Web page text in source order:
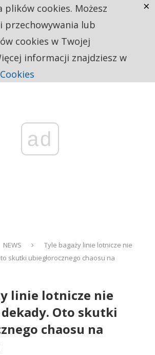
ad
NEWS
Tyle bagaży linie lotnicze nie
skutki ubiegłorocznego chaosu na
linie lotnicze nie
dekady. Oto skutki
chaosu na
plików cookies. Możesz
przechowywania lub
cookies w Twojej
informacji znajdziesz w
×